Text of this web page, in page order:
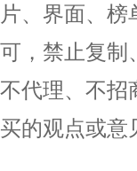
片、界面、
可，禁止复制
不代理、不招
买的观点或意